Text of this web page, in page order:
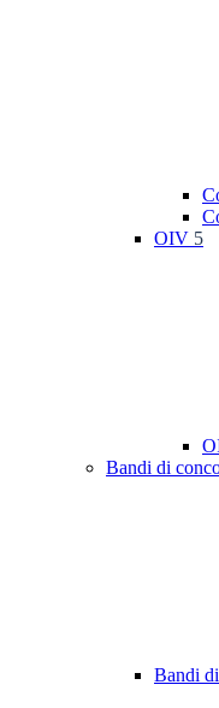
OIV 5
Bandi di
Bandi